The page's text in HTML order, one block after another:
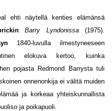
ehti näytellä kenties elämänsä
Barry Lyndonissa(1975).
1840-luvulla ilmestyneeseen
elokuva kertoo, kuinka
pojasta Redmond Barrysta tuli
onnenonkija ei välitä muiden
ja korkeaa yhteiskunnallista
ja poikapuoli.